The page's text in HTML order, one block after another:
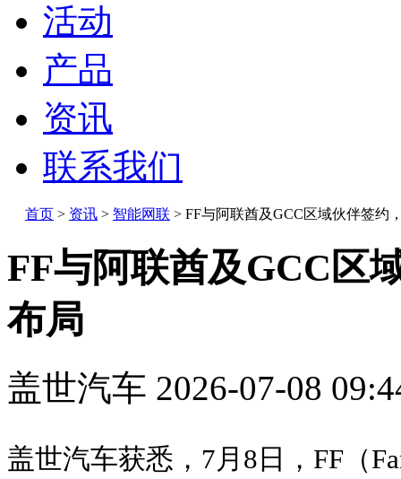
活动
产品
资讯
联系我们
首页 > 资讯 > 智能网联 > FF与阿联酋及GCC区域伙伴签约
FF与阿联酋及GCC区
布局
盖世汽车 2026-07-08
盖世汽车获悉，7月8日，FF（